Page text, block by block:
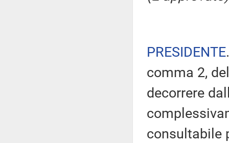
PRESIDENTE
comma 2,
decorrere
consultabile